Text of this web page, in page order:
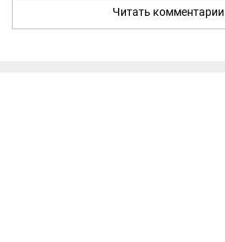
Читать комментарии